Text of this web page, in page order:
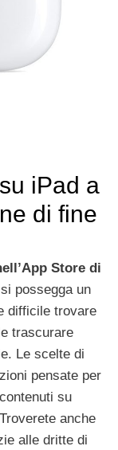
iPad a
di fine
Store di
possegga un
difficile trovare
trascurare
Le scelte di
pensate per
su
anche
alle dritte di